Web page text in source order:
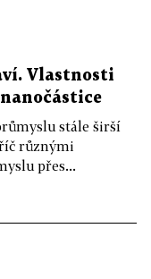
Vlastnosti
stále širší
různými
přes...